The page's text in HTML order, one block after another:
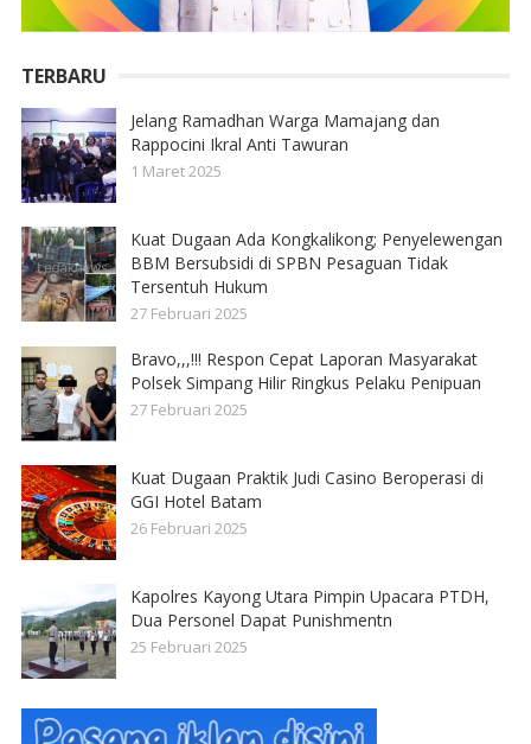
TERBARU
Jelang Ramadhan Warga Mamajang dan
Rappocini Ikral Anti Tawuran
1 Maret 2025
Kuat Dugaan Ada Kongkalikong; Penyelewengan
BBM Bersubsidi di SPBN Pesaguan Tidak
Tersentuh Hukum
27 Februari 2025
Bravo,,,!!! Respon Cepat Laporan Masyarakat
Polsek Simpang Hilir Ringkus Pelaku Penipuan
27 Februari 2025
Kuat Dugaan Praktik Judi Casino Beroperasi di
GGI Hotel Batam
26 Februari 2025
Kapolres Kayong Utara Pimpin Upacara PTDH,
Dua Personel Dapat Punishmentn
25 Februari 2025